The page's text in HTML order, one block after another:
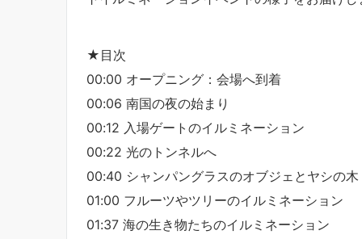
★目次
00:00 オープニング：会場へ到着
00:06 南国の夜の始まり
00:12 入場ゲートのイルミネーション
00:22 光のトンネルへ
00:40 シャンパングラスのオブジェとヤシの木
01:00 フルーツやツリーのイルミネーション
01:37 海の生き物たちのイルミネーション